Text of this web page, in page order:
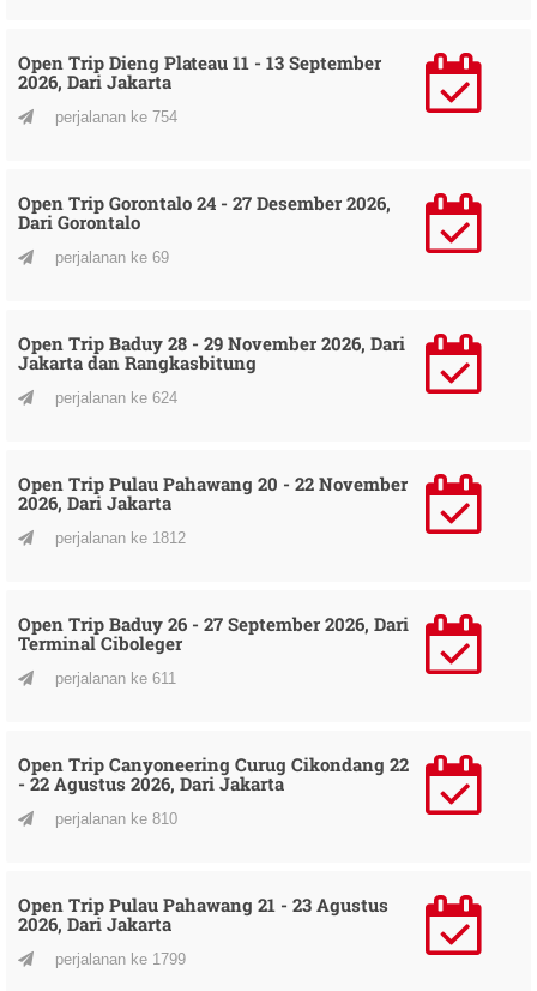
Open Trip Dieng Plateau 11 - 13 September
2026, Dari Jakarta
perjalanan ke 754
Open Trip Gorontalo 24 - 27 Desember 2026,
Dari Gorontalo
perjalanan ke 69
Open Trip Baduy 28 - 29 November 2026, Dari
Jakarta dan Rangkasbitung
perjalanan ke 624
Open Trip Pulau Pahawang 20 - 22 November
2026, Dari Jakarta
perjalanan ke 1812
Open Trip Baduy 26 - 27 September 2026, Dari
Terminal Ciboleger
perjalanan ke 611
Open Trip Canyoneering Curug Cikondang 22
- 22 Agustus 2026, Dari Jakarta
perjalanan ke 810
Open Trip Pulau Pahawang 21 - 23 Agustus
2026, Dari Jakarta
perjalanan ke 1799